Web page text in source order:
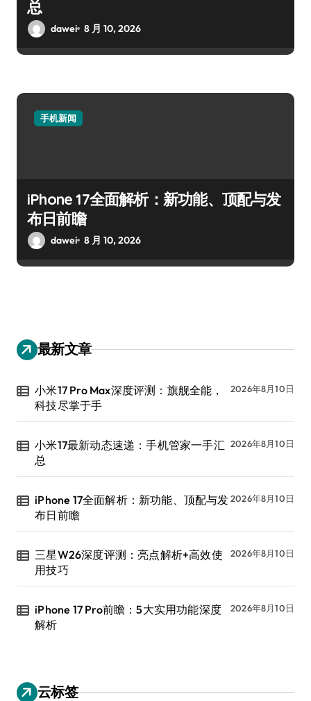
总
dawei 8 月 10, 2026
手机新闻
iPhone 17全面解析：新功能、顶配与发
布日前瞻
dawei 8 月 10, 2026
最新文章
小米17 Pro Max深度评测：旗舰全能，
科技尽掌于手
2026年8月10日
小米17最新动态速递：手机管家一手汇
总
2026年8月10日
iPhone 17全面解析：新功能、顶配与发
布日前瞻
2026年8月10日
三星W26深度评测：亮点解析+高效使
用技巧
2026年8月10日
iPhone 17 Pro前瞻：5大实用功能深度
解析
2026年8月10日
云标签